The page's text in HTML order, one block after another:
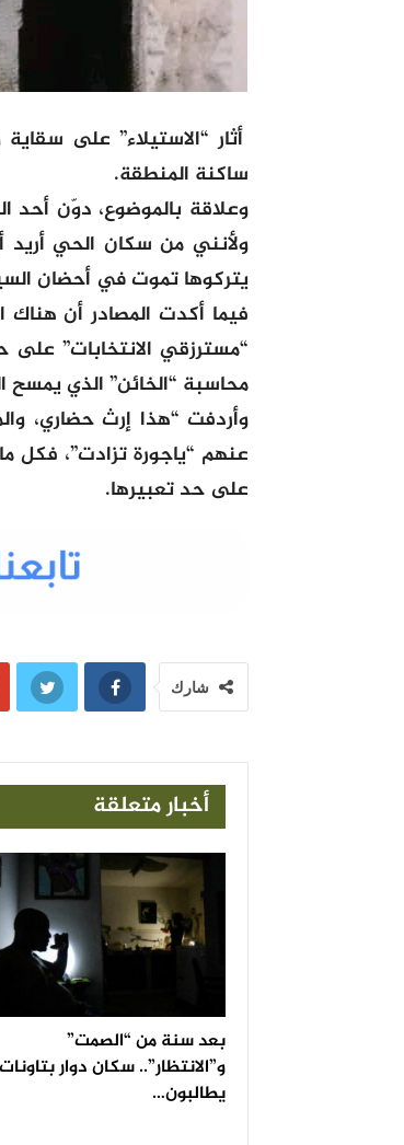
أثار “الاستيلاء” على
ساكنة المنطقة.
وعلاقة بالموضوع، دوّن أحد
ولأنني من سكان الحي
يتركوها تموت في أحضان
فيما أكدت المصادر أن هناك
“مسترزقي الانتخابات”
محاسبة “الخائن” الذي يمسح
وأردفت “هذا إرث حضاري،
عنهم “ياجورة تزادت”،
على حد تعبيرها.
شارك
أخبار متعلقة
بعد سنة من “الصمت”
و”الانتظار”.. سكان دوار بتاونات
يطالبون…